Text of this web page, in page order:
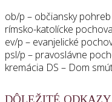
ob/p – občiansky
rímsko-katolícke
ev/p – evanjelické
psl/p – pravoslávne
kremácia DS – Dom
DÔLEŽITÉ ODKAZY